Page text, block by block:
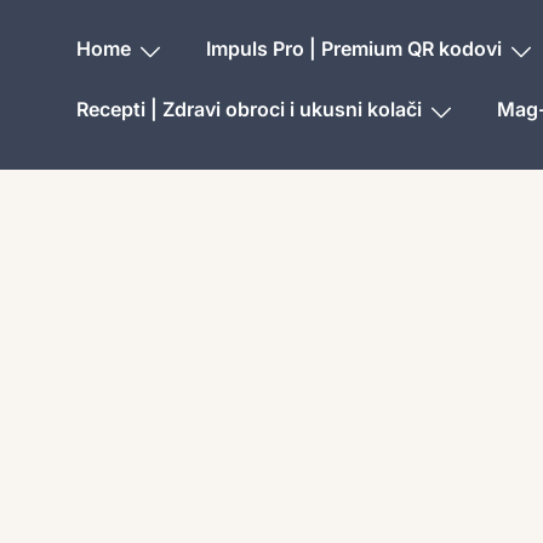
Home Impuls Pro | Premium QR kodovi
Recepti | Zdravi obroci i ukusni kolači